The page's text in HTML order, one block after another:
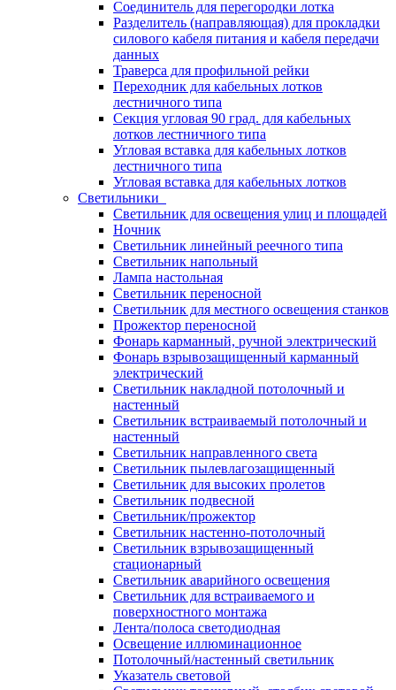
Соединитель для перегородки лотка
Разделитель (направляющая) для прокладки
силового кабеля питания и кабеля передачи
данных
Траверса для профильной рейки
Переходник для кабельных лотков
лестничного типа
Секция угловая 90 град. для кабельных
лотков лестничного типа
Угловая вставка для кабельных лотков
лестничного типа
Угловая вставка для кабельных лотков
Светильники
Светильник для освещения улиц и площадей
Ночник
Светильник линейный реечного типа
Светильник напольный
Лампа настольная
Светильник переносной
Светильник для местного освещения станков
Прожектор переносной
Фонарь карманный, ручной электрический
Фонарь взрывозащищенный карманный
электрический
Светильник накладной потолочный и
настенный
Светильник встраиваемый потолочный и
настенный
Светильник направленного света
Светильник пылевлагозащищенный
Светильник для высоких пролетов
Светильник подвесной
Светильник/прожектор
Светильник настенно-потолочный
Светильник взрывозащищенный
стационарный
Светильник аварийного освещения
Светильник для встраиваемого и
поверхностного монтажа
Лента/полоса светодиодная
Освещение иллюминационное
Потолочный/настенный светильник
Указатель световой